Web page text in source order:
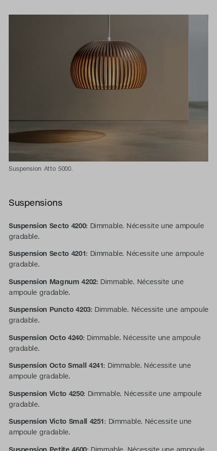
Suspension Atto 5000.
Suspensions
Suspension Secto 4200: Dimmable. Nécessite une ampoule
gradable.
Suspension Secto 4201: Dimmable. Nécessite une ampoule
gradable.
Suspension Magnum 4202: Dimmable. Nécessite une
ampoule gradable.
Suspension Puncto 4203: Dimmable. Nécessite une ampoule
gradable.
Suspension Octo 4240: Dimmable. Nécessite une ampoule
gradable.
Suspension Octo Small 4241: Dimmable. Nécessite une
ampoule gradable.
Suspension Victo 4250: Dimmable. Nécessite une ampoule
gradable.
Suspension Victo Small 4251: Dimmable. Nécessite une
ampoule gradable.
Suspension Petite 4600